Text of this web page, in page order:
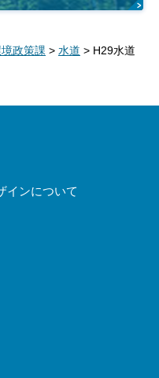
政策課 > 水道 > H29水道
インについて